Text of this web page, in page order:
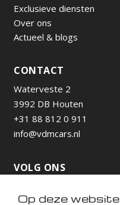
Exclusieve diensten
Over ons
Actueel & blogs
CONTACT
Waterveste 2
3992 DB Houten
+31 88 812 0 911
info@vdmcars.nl
VOLG ONS
Op deze